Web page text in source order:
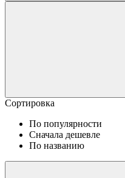
Сортировка
По популярности
Сначала дешевле
По названию